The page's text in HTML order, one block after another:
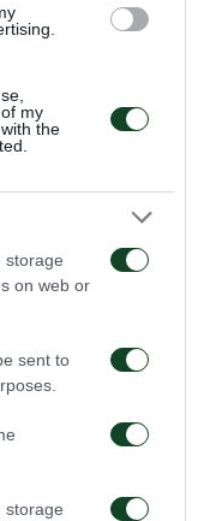
my
the
storage
on web or
sent to
storage
η αστοχία, όπως
και άλλοτε η
ο Μακέντα
την μπάλα να
του Μπουσέ.
συνεχίστηκε,
και το τελευταίο
με τον
στον
Βέλεθ, Σένκεφελντ,
(71’